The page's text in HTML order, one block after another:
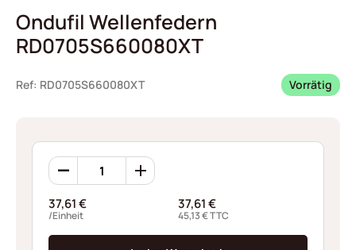
Ondufil Wellenfedern
RD0705S660080XT
Ref: RD0705S660080XT Vorrätig
Ondufil
Wellenfedern
Menge
37,61€
/Einheit
37,61€
45,13€TTC